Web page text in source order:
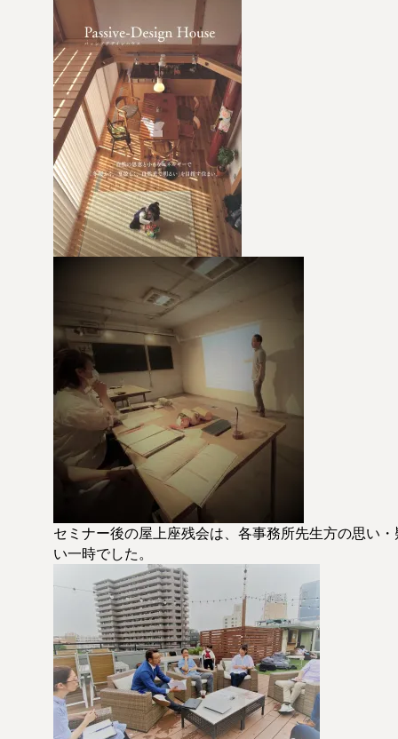
セミナー後の屋上座残会は、各事務所先生方の思い
い一時でした。